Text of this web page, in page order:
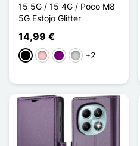
15 5G / 15 4G / Poco M8
5G Estojo Glitter
14,99 €
PretoRosaPúrpura
Prata+2